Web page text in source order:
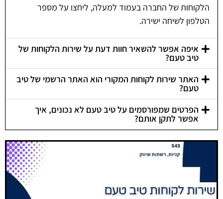
הלקוחות של החברה בעמוד למעלה, ליחצו על מספר
הטלפון לשיחה ישירה.
איפה אפשר להשאיר חוות דעת על שירות הלקוחות של
טיב טעם?
האתר שירות לקוחות המקורי הוא האתר הרשמי של טיב
טעם?
הפרטים שמפורסמים על טיב טעם לא נכונים, איך
אפשר לתקן אותם?